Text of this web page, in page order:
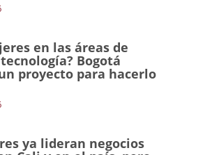
en las áreas de
Bogotá
proyecto para hacerlo
ya lideran negocios